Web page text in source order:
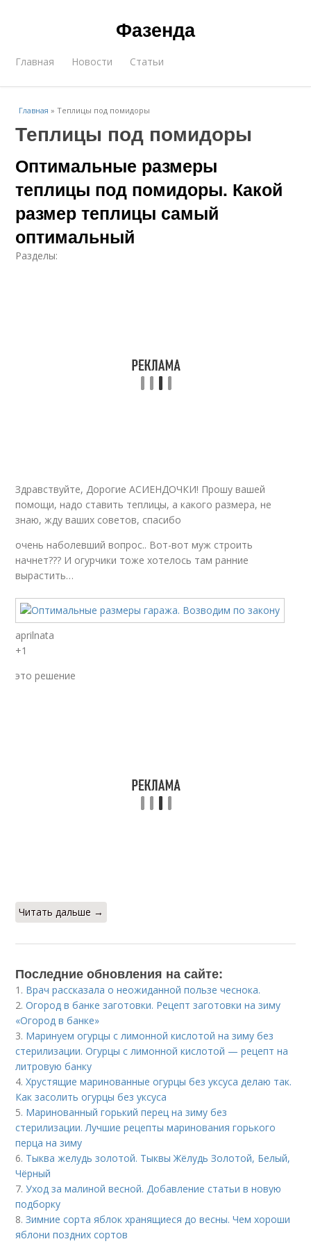
Фазенда
Главная Новости Статьи
Главная »Теплицы под помидоры
Теплицы под помидоры
Оптимальные размеры
теплицы под помидоры. Какой
размер теплицы самый
оптимальный
Разделы:
Здравствуйте, Дорогие АСИЕНДОЧКИ! Прошу вашей
помощи, надо ставить теплицы, а какого размера, не
знаю, жду ваших советов, спасибо
очень наболевший вопрос.. Вот-вот муж строить
начнет??? И огурчики тоже хотелось там ранние
вырастить…
aprilnata
+1
это решение
Читать дальше →
Последние обновления на сайте:
1. Врач рассказала о неожиданной пользе чеснока.
2.Огород в банке заготовки. Рецепт заготовки на зиму
«Огород в банке»
3. Маринуем огурцы с лимонной кислотой на зиму без
стерилизации. Огурцы с лимонной кислотой — рецепт на
литровую банку
4.Хрустящие маринованные огурцы без уксуса делаю так.
Как засолить огурцы без уксуса
5. Маринованный горький перец на зиму без
стерилизации. Лучшие рецепты маринования горького
перца на зиму
6. Тыква желудь золотой. Тыквы Жёлудь Золотой, Белый,
Чёрный
7.Уход за малиной весной. Добавление статьи в новую
подборку
8.Зимние сорта яблок хранящиеся до весны. Чем хороши
яблони поздних сортов